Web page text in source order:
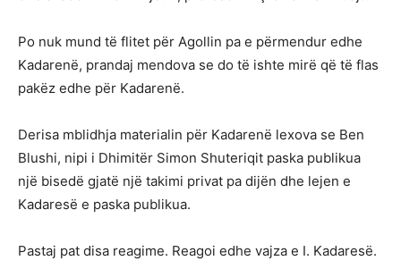
Po nuk mund të flitet për Agollin pa e përmendur edhe
Kadarenë, prandaj mendova se do të ishte mirë që të flas
pakëz edhe për Kadarenë.
Derisa mblidhja materialin për Kadarenë lexova se Ben
Blushi, nipi i Dhimitër Simon Shuteriqit paska publikua
një bisedë gjatë një takimi privat pa dijën dhe lejen e
Kadaresë e paska publikua.
Pastaj pat disa reagime. Reagoi edhe vajza e I. Kadaresë.